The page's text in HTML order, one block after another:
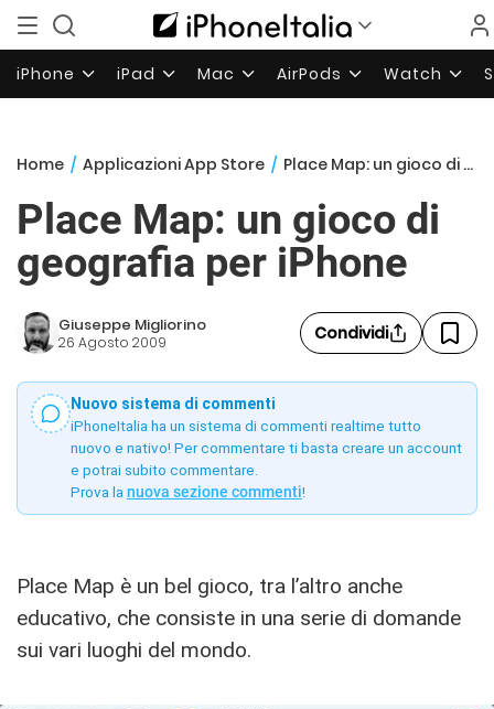
iPhone iPad Mac AirPods Watch
Home / Applicazioni App Store / Place Map: un gioco di geografia per iPhone
Place Map: un gioco di
geografia per iPhone
Giuseppe Migliorino
26 Agosto 2009 Condividi
Nuovo sistema di commenti
iPhoneItalia ha un sistema di commenti realtime tutto
nuovo e nativo! Per commentare ti basta creare un account
e potrai subito commentare.
Prova la nuova sezione commenti!
Place Map è un bel gioco, tra l’altro anche
educativo, che consiste in una serie di domande
sui vari luoghi del mondo.